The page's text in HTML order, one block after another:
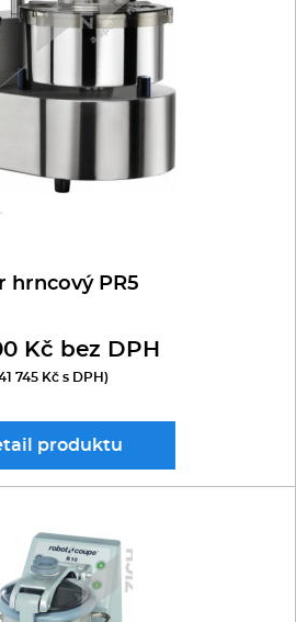
těstovin
hrncový PR5
Kč bez DPH
745 Kč s DPH)
produktu